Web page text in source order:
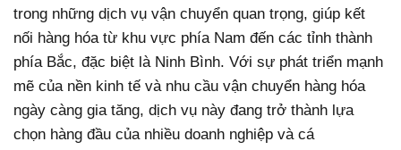
trong những dịch vụ vận chuyển quan trọng, giúp kết
nối hàng hóa từ khu vực phía Nam đến các tỉnh thành
phía Bắc, đặc biệt là Ninh Bình. Với sự phát triển mạnh
mẽ của nền kinh tế và nhu cầu vận chuyển hàng hóa
ngày càng gia tăng, dịch vụ này đang trở thành lựa
chọn hàng đầu của nhiều doanh nghiệp và cá